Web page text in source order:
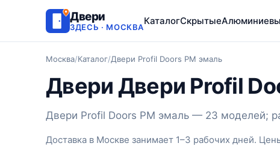
Двери
ЗДЕСЬ · МОСКВА
КаталогСкрытые
Москва/Каталог/Двери Profil Doors PM эмаль
Двери Двери Profil
Двери Profil Doors PM эмаль — 23 моделей;
Доставка в Москве занимает 1–3 рабочих дней.